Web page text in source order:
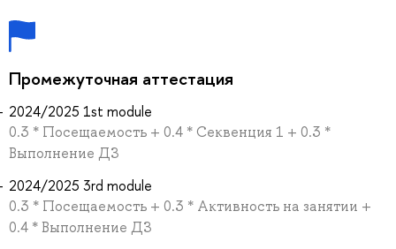
Промежуточная аттестация
2024/2025 1st module
0.3 * Посещаемость + 0.4 * Секвенция 1 + 0.3 *
Выполнение ДЗ
2024/2025 3rd module
0.3 * Посещаемость + 0.3 * Активность на занятии +
0.4 * Выполнение ДЗ